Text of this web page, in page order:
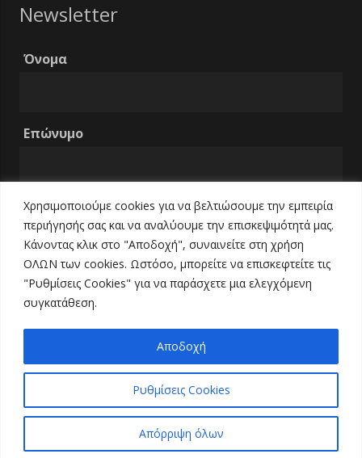
Χρησιμοποιούμε cookies για να βελτιώσουμε την εμπειρία
περιήγησής σας και να αναλύουμε την επισκεψιμότητά μας.
Κάνοντας κλικ στο "Αποδοχή", συναινείτε στη χρήση
ΟΛΩΝ των cookies. Ωστόσο, μπορείτε να επισκεφτείτε τις
"Ρυθμίσεις Cookies" για να παράσχετε μια ελεγχόμενη
συγκατάθεση.
Ρυθμίσεις Cookies
Απόρριψη όλων
Αποδοχή
Newsletter
Όνομα
Επώνυμο
Email
Τηλέφωνο
© 2021 All Rights Reserved.